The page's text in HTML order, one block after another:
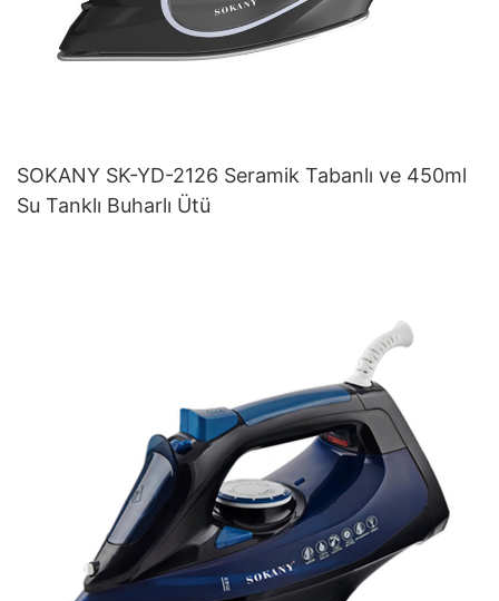
SOKANY SK-YD-2126 Seramik Tabanlı ve 450ml
Su Tanklı Buharlı Ütü